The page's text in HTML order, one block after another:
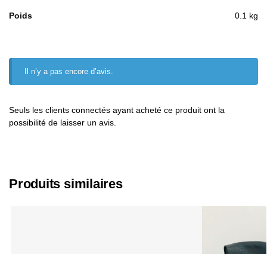
Poids 0.1 kg
Il n’y a pas encore d’avis.
Seuls les clients connectés ayant acheté ce produit ont la
possibilité de laisser un avis.
Produits similaires